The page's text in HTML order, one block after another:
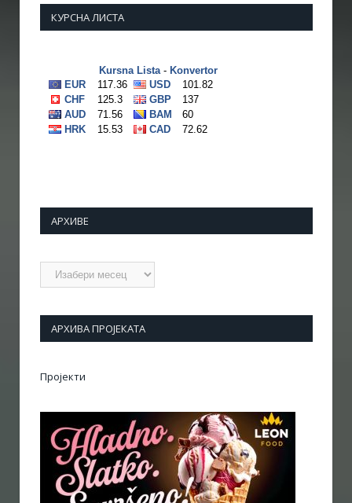
КУРСНА ЛИСТА
АРХИВЕ
Архиве
АРХИВА ПРОЈЕКАТА
Пројекти